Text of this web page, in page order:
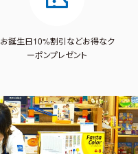
お誕生日10%割引などお得なク
ーポンプレゼント